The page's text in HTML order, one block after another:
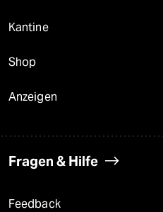
Kantine
Shop
Anzeigen
Fragen & Hilfe
Feedback